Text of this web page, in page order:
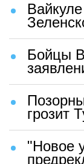
Бойцы
грозит
"Новое